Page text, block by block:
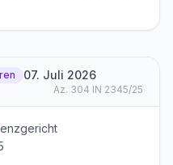
07. Juli 2026
Az. 304 IN 2345/25